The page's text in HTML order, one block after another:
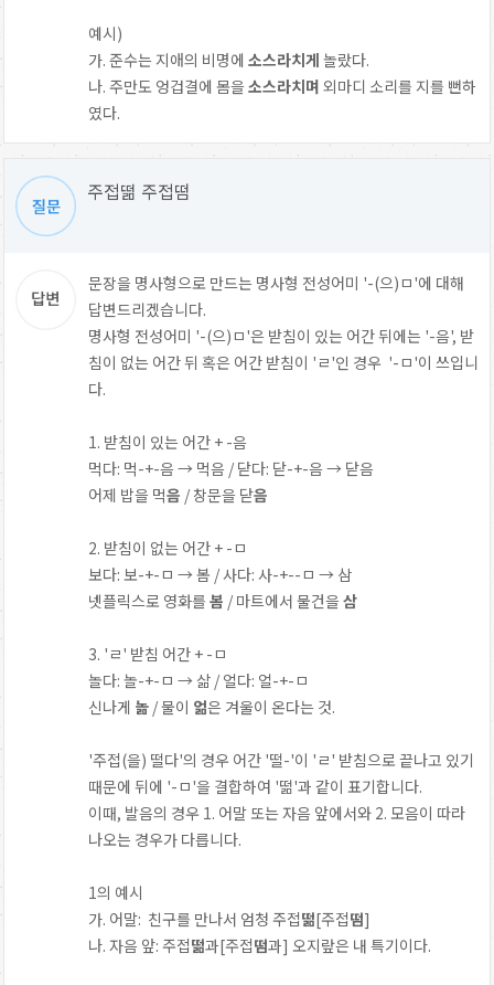
예시)
가. 준수는 지애의 비명에 소스라치게 놀랐다.
나. 주만도 엉겁결에 몸을 소스라치며 외마디 소리를 지를 뻔하
였다.
주접떪 주접떰
문장을 명사형으로 만드는 명사형 전성어미 '-(으)ㅁ'에 대해
답변드리겠습니다.
명사형 전성어미 '-(으)ㅁ'은 받침이 있는 어간 뒤에는 '-음', 받
침이 없는 어간 뒤 혹은 어간 받침이 'ㄹ'인 경우 '-ㅁ'이 쓰입니
다.
1. 받침이 있는 어간 + -음
먹다: 먹-+-음 → 먹음 / 닫다: 닫-+-음 → 닫음
어제 밥을 먹음 / 창문을 닫음
2. 받침이 없는 어간 + -ㅁ
보다: 보-+-ㅁ → 봄 / 사다: 사-+--ㅁ → 삼
넷플릭스로 영화를 봄 / 마트에서 물건을 삼
3. 'ㄹ' 받침 어간 + -ㅁ
놀다: 놀-+-ㅁ → 삶 / 얼다: 얼-+-ㅁ
신나게 놂 / 물이 얾은 겨울이 온다는 것.
'주접(을) 떨다'의 경우 어간 '떨-'이 'ㄹ' 받침으로 끝나고 있기
때문에 뒤에 '-ㅁ'을 결합하여 '떪'과 같이 표기합니다.
이때, 발음의 경우 1. 어말 또는 자음 앞에서와 2. 모음이 따라
나오는 경우가 다릅니다.
1의 예시
가. 어말: 친구를 만나서 엄청 주접떪[주접떰]
나. 자음 앞: 주접떪과[주접떰과] 오지랖은 내 특기이다.